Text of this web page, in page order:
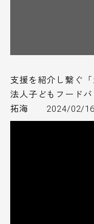
支援を紹介し繋ぐ
法人子どもフード
拓海 2024/02/16